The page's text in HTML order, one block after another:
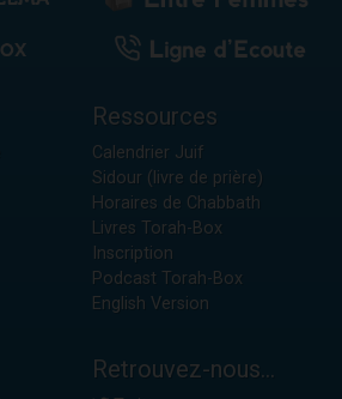
Ressources
Calendrier Juif
Sidour (livre de prière)
Horaires de Chabbath
Livres Torah-Box
Inscription
Podcast Torah-Box
English Version
Retrouvez-nous...